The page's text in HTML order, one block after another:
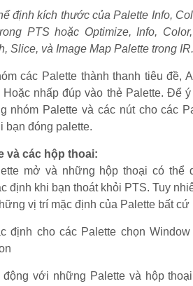
định kích thước của Palette Info,
PTS hoặc Optimize, Info,
Slice, và Image Map Palette trong IR.
các Palette thành thanh tiêu đề,
Hoặc nhấp đúp vào thẻ Palette. Để
nhóm Palette và các nút cho các
bạn đóng palette.
và các hộp thoai:
mở và những hộp thoại có thể
định khi bạn thoát khỏi PTS. Tuy
vị trí mặc định của Palette bất cứ
định cho các Palette chọn Window
với những Palette và hộp